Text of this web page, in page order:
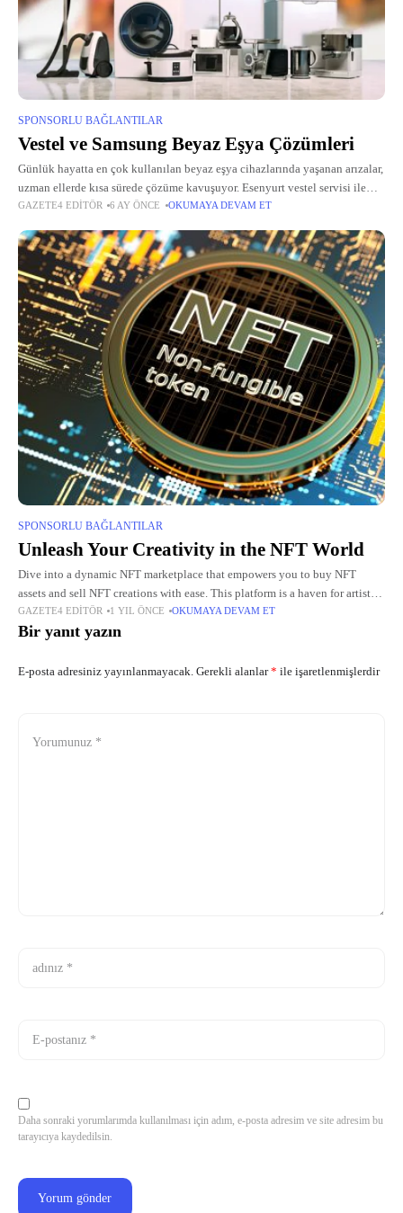
SPONSORLU BAĞLANTILAR
Vestel ve Samsung Beyaz Eşya Çözümleri
Günlük hayatta en çok kullanılan beyaz eşya cihazlarında yaşanan arızalar,
uzman ellerde kısa sürede çözüme kavuşuyor. Esenyurt vestel servisi ile
Vestel çamaşır makineleri, buzdolapları ve fırınlarda pompa, kart veya
GAZETE4 EDITÖR 6 AY ÖNCE OKUMAYA DEVAM ET
SPONSORLU BAĞLANTILAR
Unleash Your Creativity in the NFT World
Dive into a dynamic NFT marketplace that empowers you to buy NFT
assets and sell NFT creations with ease. This platform is a haven for artists,
collectors, and innovators, offering
GAZETE4 EDITÖR 1 YIL ÖNCE OKUMAYA DEVAM ET
Bir yanıt yazın
E-posta adresiniz yayınlanmayacak. Gerekli alanlar* ile işaretlenmişlerdir
Daha sonraki yorumlarımda kullanılması için adım, e-posta adresim ve site adresim bu
tarayıcıya kaydedilsin.